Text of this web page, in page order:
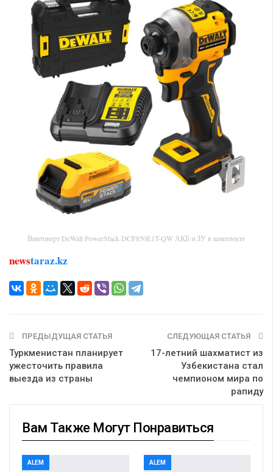
Винтоверт DeWalt PowerStack DCF850E1T-QW АКБ и ЗУ в комплекте
newstaraz.kz
ПРЕДЫДУЩАЯ СТАТЬЯ
Туркменистан планирует
ужесточить правила
выезда из страны
СЛЕДУЮЩАЯ СТАТЬЯ
17-летний шахматист из
Узбекистана стал
чемпионом мира по
рапиду
Вам Также Могут Понравиться
ALEM ALEM